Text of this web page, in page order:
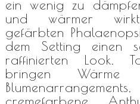
ein wenig zu
und wärmer
gefärbten
dem Setting einen
raffinierten Look.
bringen